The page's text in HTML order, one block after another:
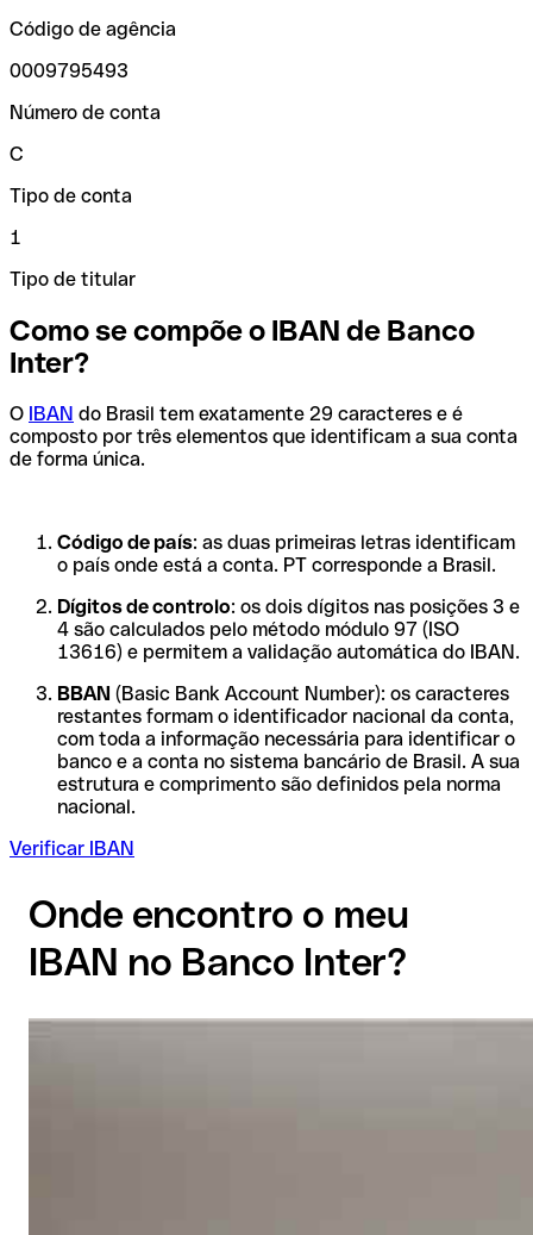
Código de agência
0009795493
Número de conta
C
Tipo de conta
1
Tipo de titular
Como se compõe o IBAN de Banco
Inter?
O IBAN do Brasil tem exatamente 29 caracteres e é
composto por três elementos que identificam a sua conta
de forma única.
Código de país: as duas primeiras letras identificam
o país onde está a conta. PT corresponde a Brasil.
Dígitos de controlo: os dois dígitos nas posições 3 e
4 são calculados pelo método módulo 97 (ISO
13616) e permitem a validação automática do IBAN.
BBAN (Basic Bank Account Number): os caracteres
restantes formam o identificador nacional da conta,
com toda a informação necessária para identificar o
banco e a conta no sistema bancário de Brasil. A sua
estrutura e comprimento são definidos pela norma
nacional.
Verificar IBAN
Onde encontro o meu
IBAN no Banco Inter?